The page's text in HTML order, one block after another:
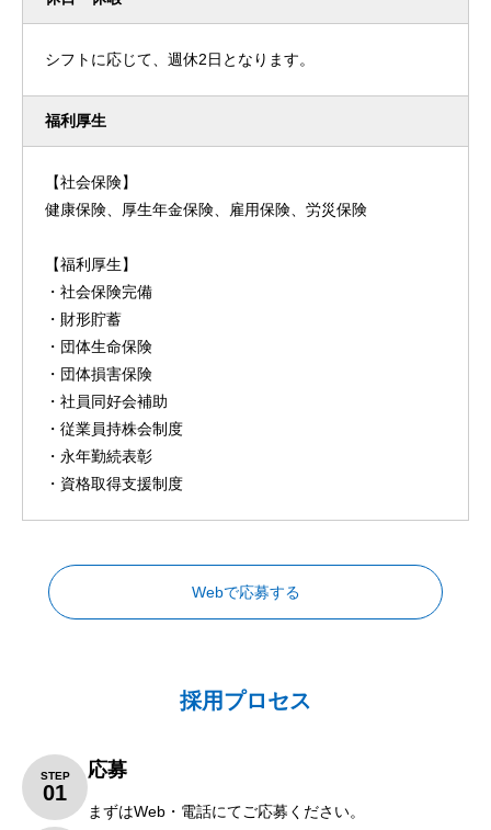
シフトに応じて、週休2日となります。
福利厚生
【社会保険】
健康保険、厚生年金保険、雇用保険、労災保険
【福利厚生】
・社会保険完備
・財形貯蓄
・団体生命保険
・団体損害保険
・社員同好会補助
・従業員持株会制度
・永年勤続表彰
・資格取得支援制度
Webで応募する
採用プロセス
STEP
01
応募
まずはWeb・電話にてご応募ください。